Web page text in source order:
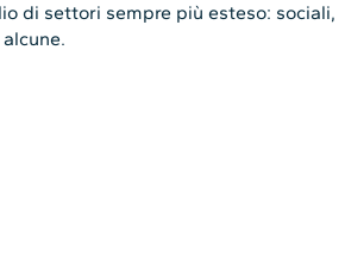
di settori sempre più esteso: sociali,